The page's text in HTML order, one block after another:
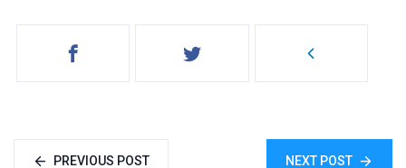
PREVIOUS POST NEXT POST